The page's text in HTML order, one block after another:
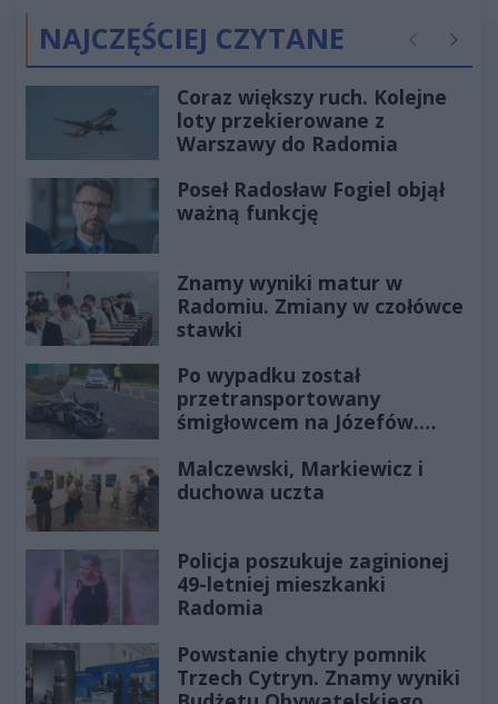
NAJCZĘŚCIEJ CZYTANE Poprzednie
Coraz większy ruch. Kolejne
loty przekierowane z
Warszawy do Radomia
Poseł Radosław Fogiel objął
ważną funkcję
Znamy wyniki matur w
Radomiu. Zmiany w czołówce
stawki
Po wypadku został
przetransportowany
śmigłowcem na Józefów.
Malczewski, Markiewicz i
duchowa uczta
Policja poszukuje zaginionej
49-letniej mieszkanki
Radomia
Powstanie chytry pomnik
Trzech Cytryn. Znamy wyniki